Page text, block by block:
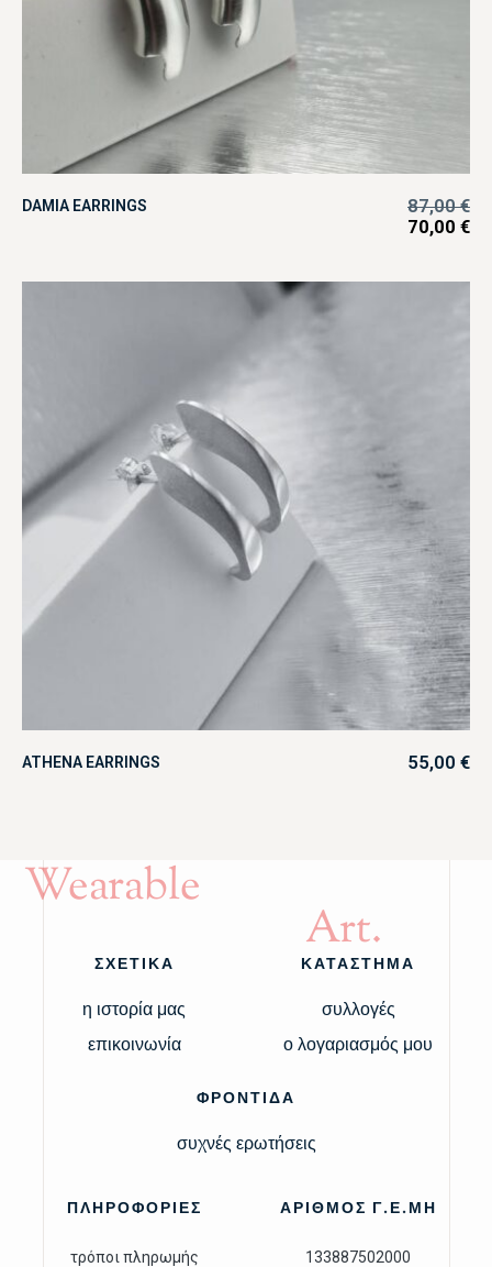
DAMIA EARRINGS 87,00€
70,00 €
ATHENA EARRINGS 55,00 €
Wearable
Art.
ΣΧΕΤΙΚΑ
η ιστορία μας
επικοινωνία
ΚΑΤΑΣΤΗΜΑ
συλλογές
ο λογαριασμός μου
ΦΡΟΝΤΙΔΑ
συχνές ερωτήσεις
ΠΛΗΡΟΦΟΡΙΕΣ
τρόποι πληρωμής
ΑΡΙΘΜΟΣ Γ.Ε.ΜΗ
133887502000